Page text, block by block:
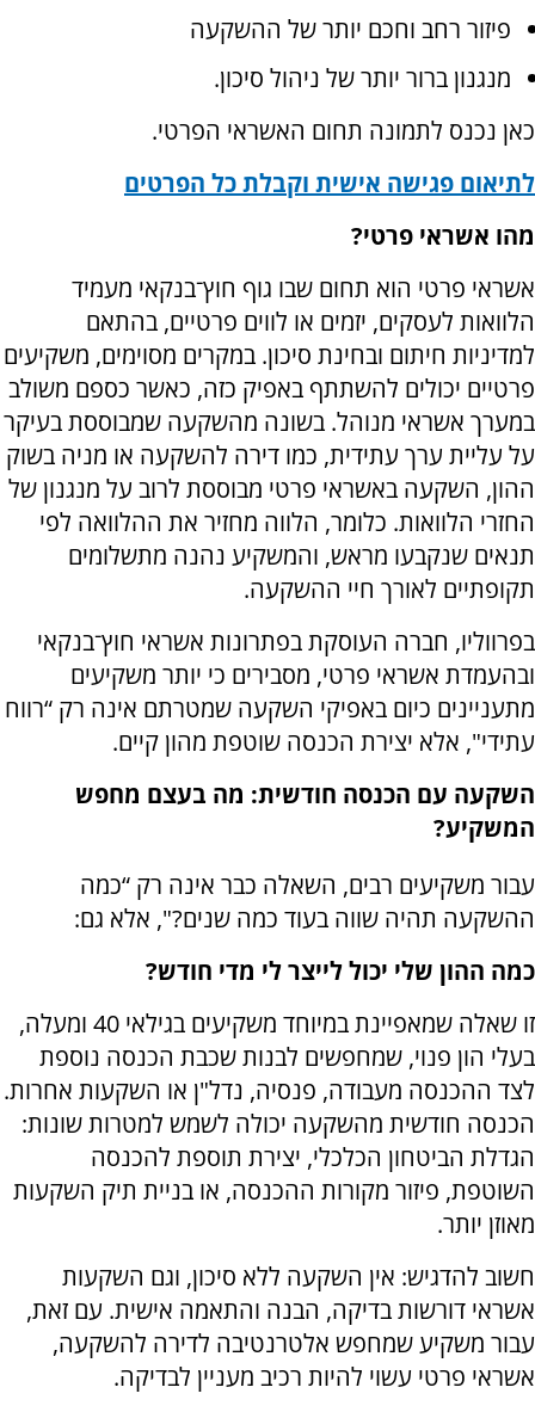
פיזור רחב וחכם יותר של ההשקעה
מנגנון ברור יותר של ניהול סיכון.
כאן נכנס לתמונה תחום האשראי הפרטי.
לתיאום פגישה אישית וקבלת כל הפרטים
מהו אשראי פרטי?
אשראי פרטי הוא תחום שבו גוף חוץ־בנקאי מעמיד
הלוואות לעסקים, יזמים או לווים פרטיים, בהתאם
למדיניות חיתום ובחינת סיכון. במקרים מסוימים, משקיעים
פרטיים יכולים להשתתף באפיק כזה, כאשר כספם משולב
במערך אשראי מנוהל. בשונה מהשקעה שמבוססת בעיקר
על עליית ערך עתידית, כמו דירה להשקעה או מניה בשוק
ההון, השקעה באשראי פרטי מבוססת לרוב על מנגנון של
החזרי הלוואות. כלומר, הלווה מחזיר את ההלוואה לפי
תנאים שנקבעו מראש, והמשקיע נהנה מתשלומים
תקופתיים לאורך חיי ההשקעה.
בפרווליו, חברה העוסקת בפתרונות אשראי חוץ־בנקאי
ובהעמדת אשראי פרטי, מסבירים כי יותר משקיעים
מתעניינים כיום באפיקי השקעה שמטרתם אינה רק “רווח
עתידי", אלא יצירת הכנסה שוטפת מהון קיים.
השקעה עם הכנסה חודשית: מה בעצם מחפש
המשקיע?
עבור משקיעים רבים, השאלה כבר אינה רק “כמה
ההשקעה תהיה שווה בעוד כמה שנים?", אלא גם:
כמה ההון שלי יכול לייצר לי מדי חודש?
זו שאלה שמאפיינת במיוחד משקיעים בגילאי 40 ומעלה,
בעלי הון פנוי, שמחפשים לבנות שכבת הכנסה נוספת
לצד ההכנסה מעבודה, פנסיה, נדל"ן או השקעות אחרות.
הכנסה חודשית מהשקעה יכולה לשמש למטרות שונות:
הגדלת הביטחון הכלכלי, יצירת תוספת להכנסה
השוטפת, פיזור מקורות ההכנסה, או בניית תיק השקעות
מאוזן יותר.
חשוב להדגיש: אין השקעה ללא סיכון, וגם השקעות
אשראי דורשות בדיקה, הבנה והתאמה אישית. עם זאת,
עבור משקיע שמחפש אלטרנטיבה לדירה להשקעה,
אשראי פרטי עשוי להיות רכיב מעניין לבדיקה.